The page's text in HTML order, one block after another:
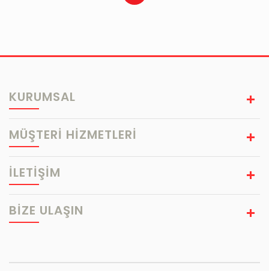
KURUMSAL
MÜŞTERİ HİZMETLERİ
İLETİŞİM
BIZE ULAŞIN